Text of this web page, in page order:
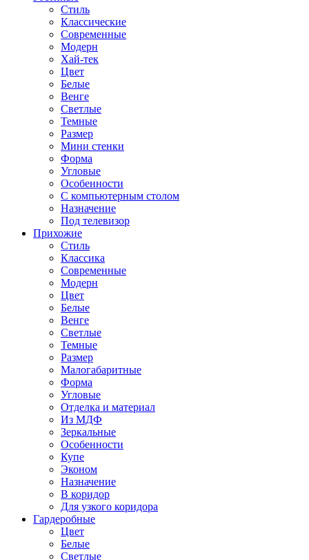
Стиль
Классические
Современные
Модерн
Хай-тек
Цвет
Белые
Венге
Светлые
Темные
Размер
Мини стенки
Форма
Угловые
Особенности
С компьютерным столом
Назначение
Под телевизор
Прихожие
Стиль
Классика
Современные
Модерн
Цвет
Белые
Венге
Светлые
Темные
Размер
Малогабаритные
Форма
Угловые
Отделка и материал
Из МДФ
Зеркальные
Особенности
Купе
Эконом
Назначение
В коридор
Для узкого коридора
Гардеробные
Цвет
Белые
Светлые